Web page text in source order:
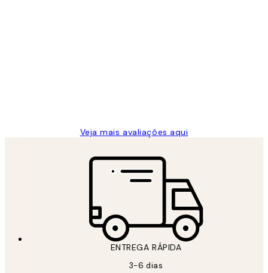
Veja mais avaliações aqui
ENTREGA RÁPIDA
3-6 dias